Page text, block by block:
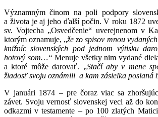
Významným činom na poli podpory
a života je aj jeho ďalší počin. V roku 1872
sv. Vojtecha „Osvedčenie“ uverejnenom v
ktorým oznamuje, „že zo spisov mnou
knižníc slovenských pod jednom výtisku
hotový som…“ Menuje všetky nim vydané
a ktoré môže darovať. „Stačí aby v mene
žiadosť svoju oznámili a kam zásielka poslaná
V januári 1874 – pre čoraz viac sa
závet. Svoju vernosť slovenskej veci až do
odkazmi v testamente – po 100 zlatých